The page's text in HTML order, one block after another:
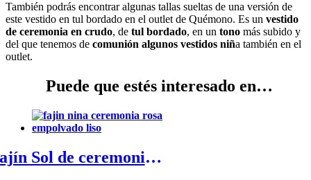
También podrás encontrar algunas tallas sueltas de una versión de
este vestido en tul bordado en el outlet de Quémono. Es un vestido
de ceremonia en crudo, de tul bordado, en un tono más subido y
del que tenemos de comunión algunos vestidos niña también en el
outlet.
Puede que estés interesado en…
Fajín Sol de ceremonia en lino - Fajín de ceremonia de lino para niña, con el frontal liso